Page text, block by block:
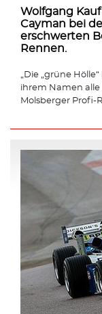
Wolfgang
Cayman bei
erschwerten
Rennen.
„Die „grüne
ihrem Namen alle
Molsberger Profi-